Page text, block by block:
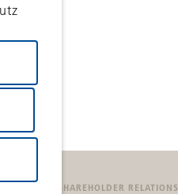
SHAREHOLDER RELATIONS